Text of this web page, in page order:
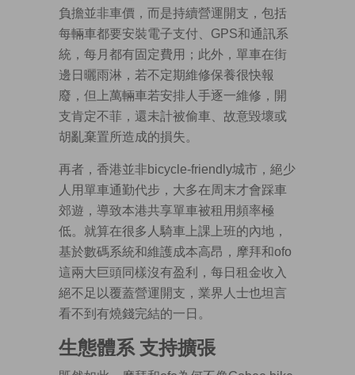
負擔並非車價，而是持續營運開支，包括
每輛車都要安裝電子支付、GPS和通訊系
統，每月都有固定費用；此外，單車在街
邊日曬雨淋，若不定期維修保養很快報
廢，但上萬輛車若安排人手逐一維修，開
支肯定不菲，還未計被偷車、故意毀壞或
胡亂棄置所造成的損失。
再者，香港並非bicycle-friendly城市，絕少
人用單車通勤代步，大多在周末才會踩車
郊遊，導致本港共享單車被租用頻率極
低。就算在很多人騎車上課上班的內地，
基於數碼系統和維護成本高昂，摩拜和ofo
這兩大巨頭同樣沒有盈利，每日租金收入
絕不足以覆蓋營運開支，業界人士也坦言
看不到有燒錢完結的一日。
生態體系 支持擴張